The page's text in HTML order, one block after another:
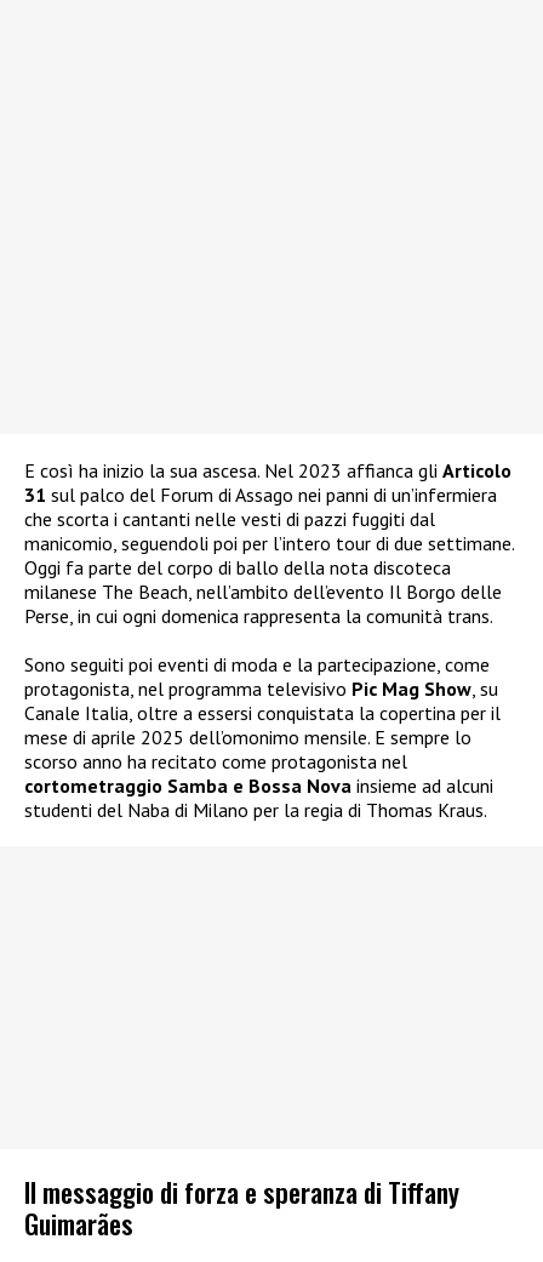
E così ha inizio la sua ascesa. Nel 2023 affianca gli Articolo
31 sul palco del Forum di Assago nei panni di un’infermiera
che scorta i cantanti nelle vesti di pazzi fuggiti dal
manicomio, seguendoli poi per l’intero tour di due settimane.
Oggi fa parte del corpo di ballo della nota discoteca
milanese The Beach, nell’ambito dell’evento Il Borgo delle
Perse, in cui ogni domenica rappresenta la comunità trans.
Sono seguiti poi eventi di moda e la partecipazione, come
protagonista, nel programma televisivo Pic Mag Show, su
Canale Italia, oltre a essersi conquistata la copertina per il
mese di aprile 2025 dell’omonimo mensile. E sempre lo
scorso anno ha recitato come protagonista nel
cortometraggio Samba e Bossa Nova insieme ad alcuni
studenti del Naba di Milano per la regia di Thomas Kraus.
Il messaggio di forza e speranza di Tiffany
Guimarães